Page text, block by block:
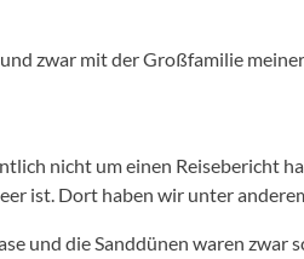
zwar mit der Großfamilie
nicht um einen Reisebericht
ist. Dort haben wir unter
und die Sanddünen waren